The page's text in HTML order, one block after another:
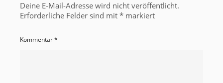
Deine E-Mail-Adresse wird nicht veröffentlicht.
Erforderliche Felder sind mit * markiert
Kommentar*